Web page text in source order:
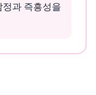
과 즉흥성을